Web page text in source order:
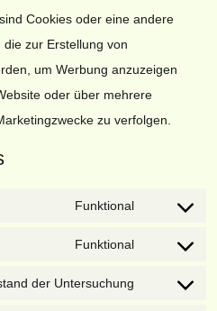
Cookies oder eine andere
zur Erstellung von
um Werbung anzuzeigen
oder über mehrere
zu verfolgen.
Funktional
Consent
service
Funktional
Consent
service
der Untersuchung
Consent